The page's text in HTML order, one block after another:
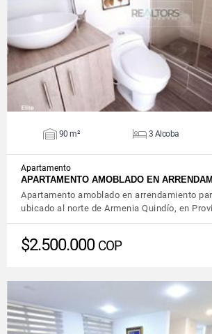
VIEW DETAILS
90 m² 3 Alcoba
Apartamento
APARTAMENTO AMOBLADO EN
Apartamento amoblado en arrendamiento
ubicado al norte de Armenia Quindío, en
$2.500.000 COP